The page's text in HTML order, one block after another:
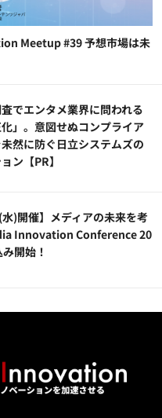
Meetup #39 予想市場は未
でエンタメ業界に問われる
化」。意図せぬコンプライア
然に防ぐ日立システムズの
ン​【PR】
水)開催】メディアの未来を考
Innovation Conference 20
開始！